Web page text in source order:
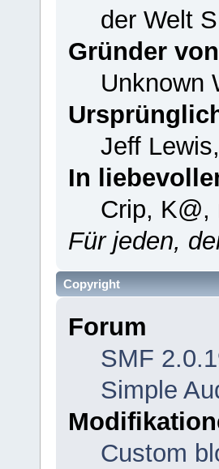
der Welt
Gründer
Unknown
Jeff
In
Crip, K@,
Für jeden,
Copyright
Forum
SMF
Simple
Custom